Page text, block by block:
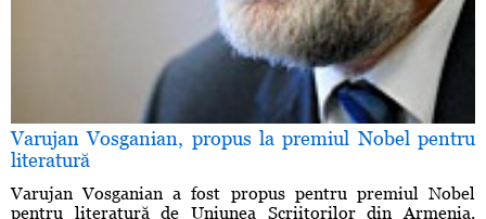
Varujan Vosganian, propus la premiul Nobel pentru
literatură
Varujan Vosganian a fost propus pentru premiul Nobel
pentru literatură de Uniunea Scriitorilor din Armenia.